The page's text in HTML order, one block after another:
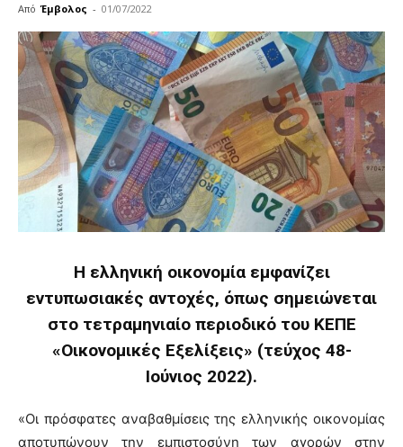
Από Έμβολος - 01/07/2022
H ελληνική οικονομία εμφανίζει
εντυπωσιακές αντοχές, όπως σημειώνεται
στο τετραμηνιαίο περιοδικό του ΚΕΠΕ
«Οικονομικές Εξελίξεις» (τεύχος 48-
Ιούνιος 2022).
«Οι πρόσφατες αναβαθμίσεις της ελληνικής οικονομίας
αποτυπώνουν την εμπιστοσύνη των αγορών στην